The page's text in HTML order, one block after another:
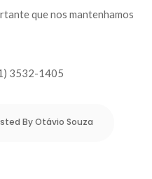
que nos mantenhamos
3532-1405
By Otávio Souza